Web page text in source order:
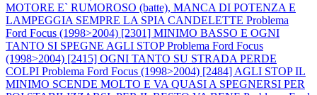
MOTORE E` RUMOROSO (batte), MANCA DI POTENZA E
LAMPEGGIA SEMPRE LA SPIA CANDELETTE Problema
Ford Focus (1998>2004) [2301] MINIMO BASSO E OGNI
TANTO SI SPEGNE AGLI STOPProblema Ford Focus
(1998>2004) [2415] OGNI TANTO SU STRADA PERDE
COLPI Problema Ford Focus (1998>2004) [2484] AGLI STOP IL
MINIMO SCENDE MOLTO E VA QUASI A SPEGNERSI PER